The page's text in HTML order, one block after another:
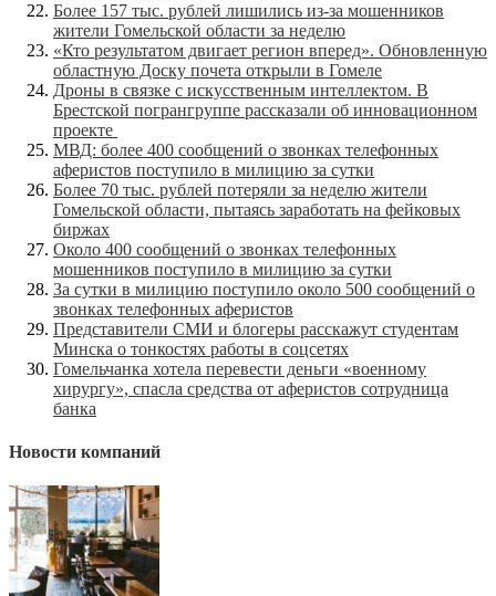
Более 157 тыс. рублей лишились из-за мошенников
жители Гомельской области за неделю
«Кто результатом двигает регион вперед». Обновленную
областную Доску почета открыли в Гомеле
Дроны в связке с искусственным интеллектом. В
Брестской погрангруппе рассказали об инновационном
проекте
МВД: более 400 сообщений о звонках телефонных
аферистов поступило в милицию за сутки
Более 70 тыс. рублей потеряли за неделю жители
Гомельской области, пытаясь заработать на фейковых
биржах
Около 400 сообщений о звонках телефонных
мошенников поступило в милицию за сутки
За сутки в милицию поступило около 500 сообщений о
звонках телефонных аферистов
Представители СМИ и блогеры расскажут студентам
Минска о тонкостях работы в соцсетях
Гомельчанка хотела перевести деньги «военному
хирургу», спасла средства от аферистов сотрудница
банка
Новости компаний